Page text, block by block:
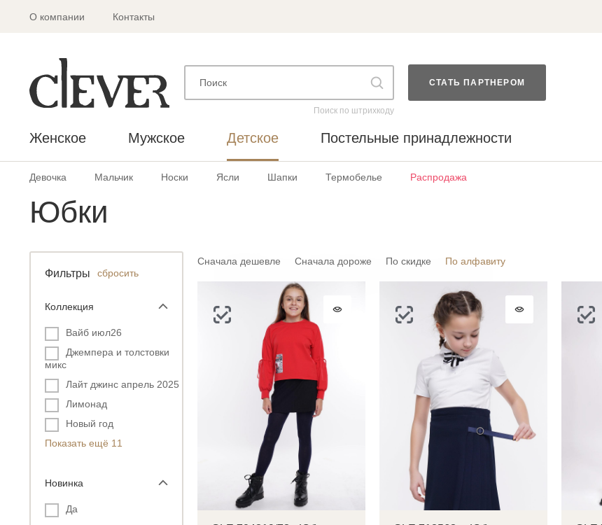
О компании Контакты
Поиск по штрихкоду
СТАТЬ ПАРТНЕРОМ
Женское Мужское Детское Постельные принадлежности
Девочка Мальчик Носки Ясли Шапки Термобелье Распродажа
Юбки
Фильтры сбросить
Коллекция
Вайб июл26
Джемпера и толстовки
микс
Лайт джинс апрель 2025
Лимонад
Новый год
Показать ещё 11
Новинка
Да
Сначала дешевле Сначала дороже По скидке По алфавиту